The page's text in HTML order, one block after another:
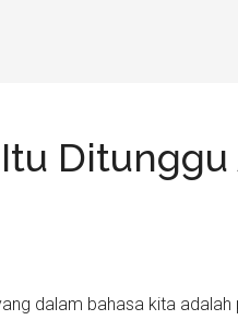
Ditunggu
dalam bahasa kita adalah